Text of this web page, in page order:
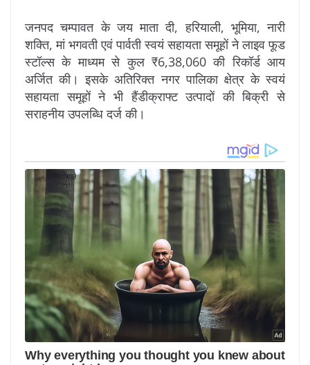
जनपद चम्पावत के जय माता दी, हरियाली, भूमिया, नारी
शक्ति, मां भगवती एवं पार्वती स्वयं सहायता समूहों ने लाइव फूड
स्टॉल्स के माध्यम से कुल ₹6,38,060 की रिकॉर्ड आय
अर्जित की। इसके अतिरिक्त नगर पालिका क्षेत्र के स्वयं
सहायता समूहों ने भी हैंडीक्राफ्ट उत्पादों की बिक्री से
सराहनीय उपलब्धि दर्ज की।